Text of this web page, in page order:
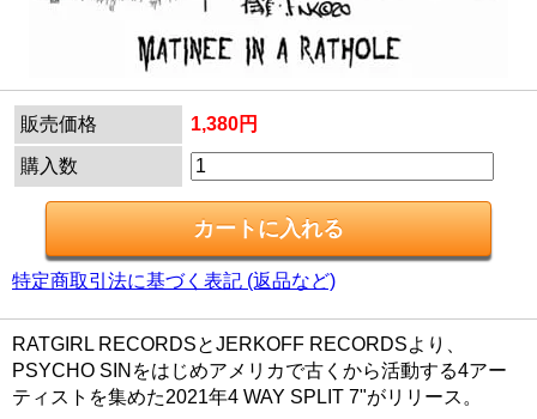
販売価格 1,380円
購入数
特定商取引法に基づく表記 (返品など)
RATGIRL RECORDSとJERKOFF RECORDSより、
PSYCHO SINをはじめアメリカで古くから活動する4アー
ティストを集めた2021年4 WAY SPLIT 7"がリリース。